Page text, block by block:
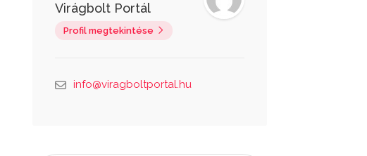
Virágbolt Portál
Profil megtekintése
info@viragboltportal.hu